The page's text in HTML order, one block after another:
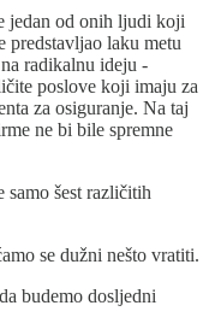
jedan od onih ljudi koji
predstavljao laku metu
radikalnu ideju -
poslove koji imaju za
za osiguranje. Na taj
ne bi bile spremne
šest različitih
se dužni nešto vratiti.
budemo dosljedni